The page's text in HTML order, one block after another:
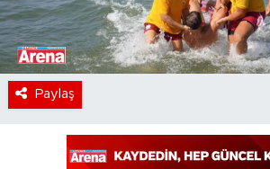
Paylaş